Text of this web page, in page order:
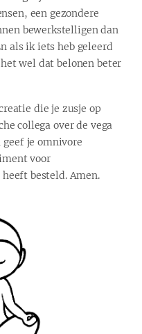
een gezondere
bewerkstelligen dan
als ik iets heb geleerd
wel dat belonen beter
die je zusje op
collega over de vega
geef je omnivore
voor
besteld. Amen.